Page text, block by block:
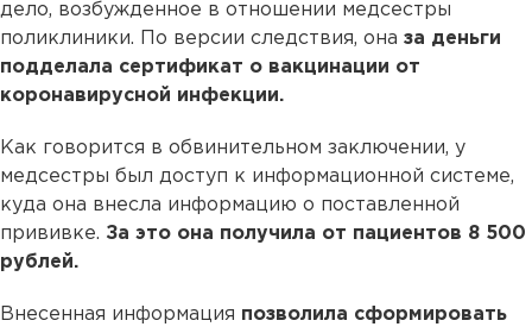
дело, возбужденное в отношении медсестры
поликлиники. По версии следствия, она за деньги
подделала сертификат о вакцинации от
коронавирусной инфекции.
Как говорится в обвинительном заключении, у
медсестры был доступ к информационной системе,
куда она внесла информацию о поставленной
прививке. За это она получила от пациентов 8 500
рублей.
Внесенная информация позволила сформировать